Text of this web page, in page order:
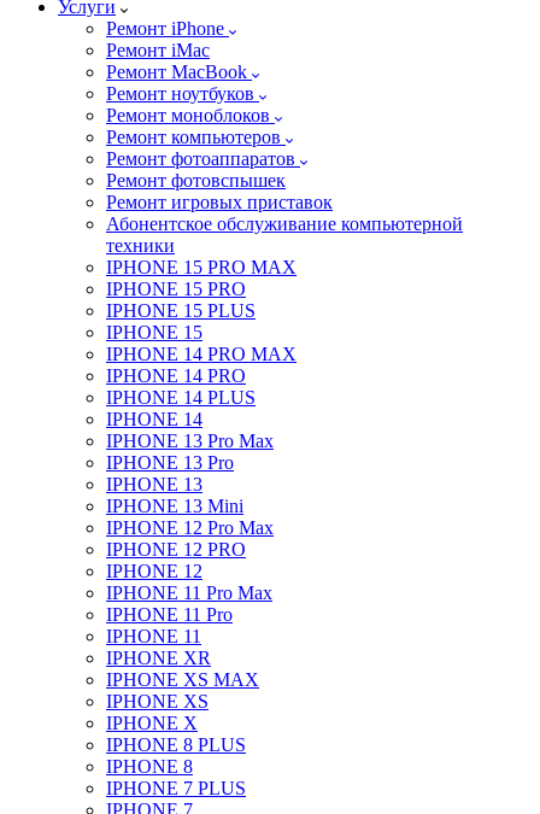
Услуги
Ремонт iPhone
Ремонт iMac
Ремонт MacBook
Ремонт ноутбуков
Ремонт моноблоков
Ремонт компьютеров
Ремонт фотоаппаратов
Ремонт фотовспышек
Ремонт игровых приставок
Абонентское обслуживание компьютерной
техники
IPHONE 15 PRO MAX
IPHONE 15 PRO
IPHONE 15 PLUS
IPHONE 15
IPHONE 14 PRO MAX
IPHONE 14 PRO
IPHONE 14 PLUS
IPHONE 14
IPHONE 13 Pro Max
IPHONE 13 Pro
IPHONE 13
IPHONE 13 Mini
IPHONE 12 Pro Max
IPHONE 12 PRO
IPHONE 12
IPHONE 11 Pro Max
IPHONE 11 Pro
IPHONE 11
IPHONE XR
IPHONE XS MAX
IPHONE XS
IPHONE X
IPHONE 8 PLUS
IPHONE 8
IPHONE 7 PLUS
IPHONE 7